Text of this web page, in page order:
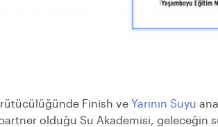
Finish ve Yarının Suyu
olduğu Su Akademisi, geleceğin